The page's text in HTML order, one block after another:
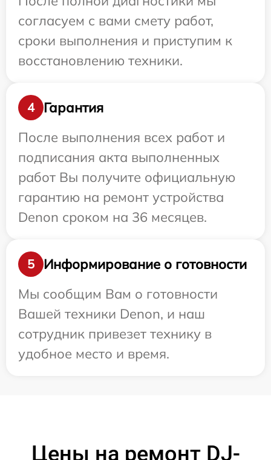
согласуем с вами смету работ,
сроки выполнения и приступим к
восстановлению техники.
4
Гарантия
После выполнения всех работ и
подписания акта выполненных
работ Вы получите официальную
гарантию на ремонт устройства
Denon сроком на 36 месяцев.
5
Информирование о готовности
Мы сообщим Вам о готовности
Вашей техники Denon, и наш
сотрудник привезет технику в
удобное место и время.
Цены на ремонт DJ-